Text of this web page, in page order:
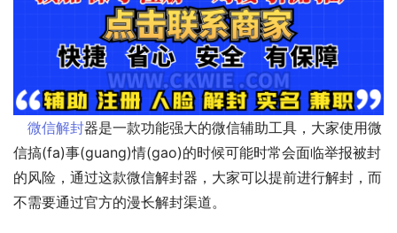
微信解封器是一款功能强大的微信辅助工具，大家使用微
信搞(fa)事(guang)情(gao)的时候可能时常会面临举报被封
的风险，通过这款微信解封器，大家可以提前进行解封，而
不需要通过官方的漫长解封渠道。